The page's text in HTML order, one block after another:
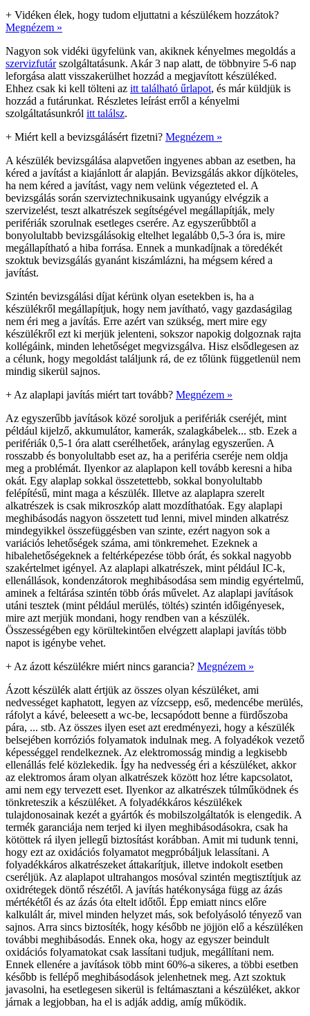
+ Vidéken élek, hogy tudom eljuttatni a készülékem hozzátok?
Megnézem »
Nagyon sok vidéki ügyfelünk van, akiknek kényelmes megoldás a
szervizfutárszolgáltatásunk. Akár 3 nap alatt, de többnyire 5-6 nap
leforgása alatt visszakerülhet hozzád a megjavított készüléked.
Ehhez csak ki kell tölteni az itt található űrlapot, és már küldjük is
hozzád a futárunkat. Részletes leírást erről a kényelmi
szolgáltatásunkról itt találsz.
+ Miért kell a bevizsgálásért fizetni? Megnézem »
A készülék bevizsgálása alapvetően ingyenes abban az esetben, ha
kéred a javítást a kiajánlott ár alapján. Bevizsgálás akkor díjköteles,
ha nem kéred a javítást, vagy nem velünk végezteted el. A
bevizsgálás során szerviztechnikusaink ugyanúgy elvégzik a
szervizelést, teszt alkatrészek segítségével megállapítják, mely
perifériák szorulnak esetleges cserére. Az egyszerűbbtől a
bonyolultabb bevizsgálásokig eltelhet legalább 0,5-3 óra is, mire
megállapítható a hiba forrása. Ennek a munkadíjnak a töredékét
szoktuk bevizsgálás gyanánt kiszámlázni, ha mégsem kéred a
javítást.
Szintén bevizsgálási díjat kérünk olyan esetekben is, ha a
készülékről megállapítjuk, hogy nem javítható, vagy gazdaságilag
nem éri meg a javítás. Erre azért van szükség, mert mire egy
készülékről ezt ki merjük jelenteni, sokszor napokig dolgoznak rajta
kollégáink, minden lehetőséget megvizsgálva. Hisz elsődlegesen az
a célunk, hogy megoldást találjunk rá, de ez tőlünk függetlenül nem
mindig sikerül sajnos.
+ Az alaplapi javítás miért tart tovább? Megnézem »
Az egyszerűbb javítások közé soroljuk a perifériák cseréjét, mint
például kijelző, akkumulátor, kamerák, szalagkábelek... stb. Ezek a
perifériák 0,5-1 óra alatt cserélhetőek, aránylag egyszerűen. A
rosszabb és bonyolultabb eset az, ha a periféria cseréje nem oldja
meg a problémát. Ilyenkor az alaplapon kell tovább keresni a hiba
okát. Egy alaplap sokkal összetettebb, sokkal bonyolultabb
felépítésű, mint maga a készülék. Illetve az alaplapra szerelt
alkatrészek is csak mikroszkóp alatt mozdíthatóak. Egy alaplapi
meghibásodás nagyon összetett tud lenni, mivel minden alkatrész
mindegyikkel összefüggésben van szinte, ezért nagyon sok a
variációs lehetőségek száma, ami tönkremehet. Ezeknek a
hibalehetőségeknek a feltérképezése több órát, és sokkal nagyobb
szakértelmet igényel. Az alaplapi alkatrészek, mint például IC-k,
ellenállások, kondenzátorok meghibásodása sem mindig egyértelmű,
aminek a feltárása szintén több órás művelet. Az alaplapi javítások
utáni tesztek (mint például merülés, töltés) szintén időigényesek,
mire azt merjük mondani, hogy rendben van a készülék.
Összességében egy körültekintően elvégzett alaplapi javítás több
napot is igénybe vehet.
+ Az ázott készülékre miért nincs garancia? Megnézem »
Ázott készülék alatt értjük az összes olyan készüléket, ami
nedvességet kaphatott, legyen az vízcsepp, eső, medencébe merülés,
ráfolyt a kávé, beleesett a wc-be, lecsapódott benne a fürdőszoba
pára, ... stb. Az összes ilyen eset azt eredményezi, hogy a készülék
belsejében korróziós folyamatok indulnak meg. A folyadékok vezető
képességgel rendelkeznek. Az elektromosság mindig a legkisebb
ellenállás felé közlekedik. Így ha nedvesség éri a készüléket, akkor
az elektromos áram olyan alkatrészek között hoz létre kapcsolatot,
ami nem egy tervezett eset. Ilyenkor az alkatrészek túlműködnek és
tönkreteszik a készüléket. A folyadékkáros készülékek
tulajdonosainak kezét a gyártók és mobilszolgáltatók is elengedik. A
termék garanciája nem terjed ki ilyen meghibásodásokra, csak ha
kötöttek rá ilyen jellegű biztosítást korábban. Amit mi tudunk tenni,
hogy ezt az oxidációs folyamatot megpróbáljuk lelassítani. A
folyadékkáros alkatrészeket áttakarítjuk, illetve indokolt esetben
cseréljük. Az alaplapot ultrahangos mosóval szintén megtisztítjuk az
oxidrétegek döntő részétől. A javítás hatékonysága függ az ázás
mértékétől és az ázás óta eltelt időtől. Épp emiatt nincs előre
kalkulált ár, mivel minden helyzet más, sok befolyásoló tényező van
sajnos. Arra sincs biztosíték, hogy később ne jöjjön elő a készüléken
további meghibásodás. Ennek oka, hogy az egyszer beindult
oxidációs folyamatokat csak lassítani tudjuk, megállítani nem.
Ennek ellenére a javítások több mint 60%-a sikeres, a többi esetben
később is fellépő meghibásodások jelenhetnek meg. Azt szoktuk
javasolni, ha esetlegesen sikerül is feltámasztani a készüléket, akkor
járnak a legjobban, ha el is adják addig, amíg működik.